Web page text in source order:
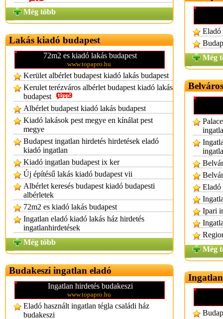
Még több
Lakás kiadó budapest
72m2 es kiadó lakás budapest
www.topapro.hu
Kerület albérlet budapest kiadó lakás budapest
Kerulet terézváros albérlet budapest kiadó lakás
budapest
Albérlet budapest kiadó lakás budapest
Kiadó lakások pest megye en kínálat pest
megye
Budapest ingatlan hirdetés hirdetések eladó
kiadó ingatlan
Kiadó ingatlan budapest ix ker
Új építésű lakás kiadó budapest vii
Albérlet keresés budapest kiadó budapesti
albérletek
72m2 es kiadó lakás budapest
Ingatlan eladó kiadó lakás ház hirdetés
ingatlanhirdetések
Még több
Budakeszi ingatlan eladó
Ingatlan hirdetés budakeszi
www.topapro.hu
Eladó használt ingatlan tégla családi ház
budakeszi
Eladó
Még
Eladó
Ipari
Még